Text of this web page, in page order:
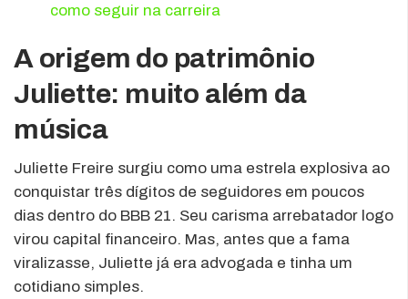
como seguir na carreira
A origem do patrimônio
Juliette: muito além da
música
Juliette Freire surgiu como uma estrela explosiva ao
conquistar três dígitos de seguidores em poucos
dias dentro do BBB 21. Seu carisma arrebatador logo
virou capital financeiro. Mas, antes que a fama
viralizasse, Juliette já era advogada e tinha um
cotidiano simples.